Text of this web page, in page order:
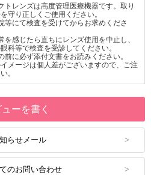
トレンズは高度管理医療機器です。取り
守り正しくご使用ください。
等にて検査を受けてからお求めくださ
を感じたら直ちにレンズ使用を中止し、
科等で検査を受診してください。
前に必ず添付文書をお読みください。
メージは個人差がございますので、ご注
。
ーを書く
らせメール
のお問い合わせ